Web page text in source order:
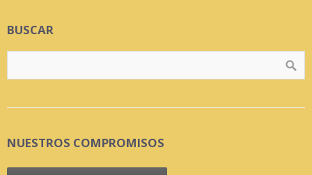
BUSCAR
NUESTROS COMPROMISOS